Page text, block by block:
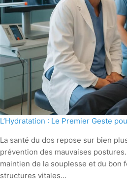
L’Hydratation : Le Premier Geste
La santé du dos repose sur bien
prévention des mauvaises
maintien de la souplesse et du
structures vitales…